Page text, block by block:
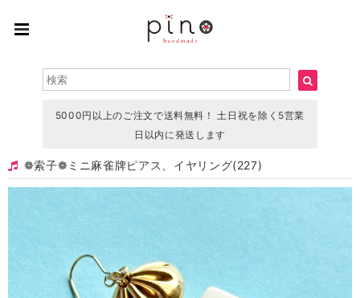
5000円以上のご注文で送料無料！ 土日祝を除く5営業
日以内に発送します
❁索子❁ミニ 麻雀牌ピアス、イヤリング(227)